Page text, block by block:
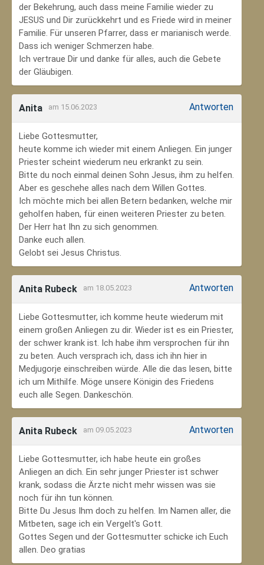
der Bekehrung, auch dass meine Familie wieder zu
JESUS und Dir zurückkehrt und es Friede wird in meiner
Familie. Für unseren Pfarrer, dass er marianisch werde.
Dass ich weniger Schmerzen habe.
Ich vertraue Dir und danke für alles, auch die Gebete
der Gläubigen.
Anita am 15.06.2023 Antworten
Liebe Gottesmutter,
heute komme ich wieder mit einem Anliegen. Ein junger
Priester scheint wiederum neu erkrankt zu sein.
Bitte du noch einmal deinen Sohn Jesus, ihm zu helfen.
Aber es geschehe alles nach dem Willen Gottes.
Ich möchte mich bei allen Betern bedanken, welche mir
geholfen haben, für einen weiteren Priester zu beten.
Der Herr hat Ihn zu sich genommen.
Danke euch allen.
Gelobt sei Jesus Christus.
Anita Rubeck am 18.05.2023 Antworten
Liebe Gottesmutter, ich komme heute wiederum mit
einem großen Anliegen zu dir. Wieder ist es ein Priester,
der schwer krank ist. Ich habe ihm versprochen für ihn
zu beten. Auch versprach ich, dass ich ihn hier in
Medjugorje einschreiben würde. Alle die das lesen, bitte
ich um Mithilfe. Möge unsere Königin des Friedens
euch alle Segen. Dankeschön.
Anita Rubeck am 09.05.2023 Antworten
Liebe Gottesmutter, ich habe heute ein großes
Anliegen an dich. Ein sehr junger Priester ist schwer
krank, sodass die Ärzte nicht mehr wissen was sie
noch für ihn tun können.
Bitte Du Jesus Ihm doch zu helfen. Im Namen aller, die
Mitbeten, sage ich ein Vergelt's Gott.
Gottes Segen und der Gottesmutter schicke ich Euch
allen. Deo gratias